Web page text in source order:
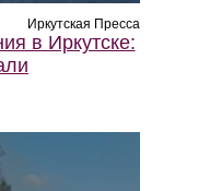
Иркутская Пресса
в Иркутске: